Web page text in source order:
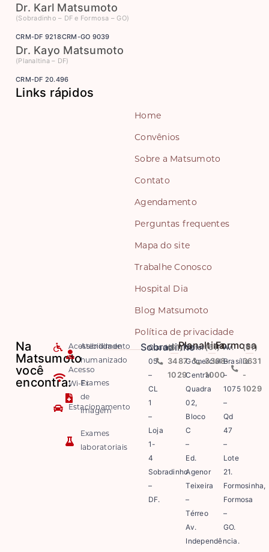
Dr. Karl Matsumoto
(Sobradinho – DF e Formosa – GO)
CRM-DF 9218CRM-GO 9039
Dr. Kayo Matsumoto
(Planaltina – DF)
CRM-DF 20.496
Links rápidos
Home
Convênios
Sobre a Matsumoto
Contato
Agendamento
Perguntas frequentes
Mapa do site
Trabalhe Conosco
Hospital Dia
Blog Matsumoto
Política de privacidade
Na
Matsumoto
você
encontra:
Acessibilidade
Acesso
Wi-Fi
Estacionamento
Atendimento
humanizado
Exames
de
imagem
Exames
laboratoriais
Sobradinho
Quadra
05
–
CL
1
–
Loja
1-
4
Sobradinho
–
DF.
(61)
3487-
1029
Planaltina
Setor
Comercial
Central
Quadra
02,
Bloco
C
–
Ed.
Agenor
Teixeira
–
Térreo
Av.
Independência.
(61)
3308-
1000
Formosa
Av.
Brasília
–
1075
–
Qd
47
–
Lote
21.
Formosinha,
Formosa
–
GO.
(61)
3631
-
1029